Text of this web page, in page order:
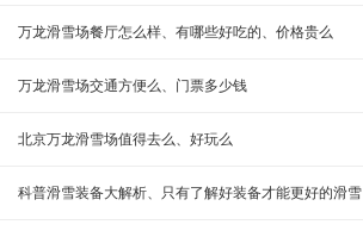
万龙滑雪场餐厅怎么样、有哪些好吃的、价格贵么
万龙滑雪场交通方便么、门票多少钱
北京万龙滑雪场值得去么、好玩么
科普滑雪装备大解析、只有了解好装备才能更好的滑雪